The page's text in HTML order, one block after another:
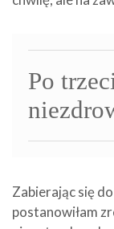
Po
Zabierając się
postanowiłam